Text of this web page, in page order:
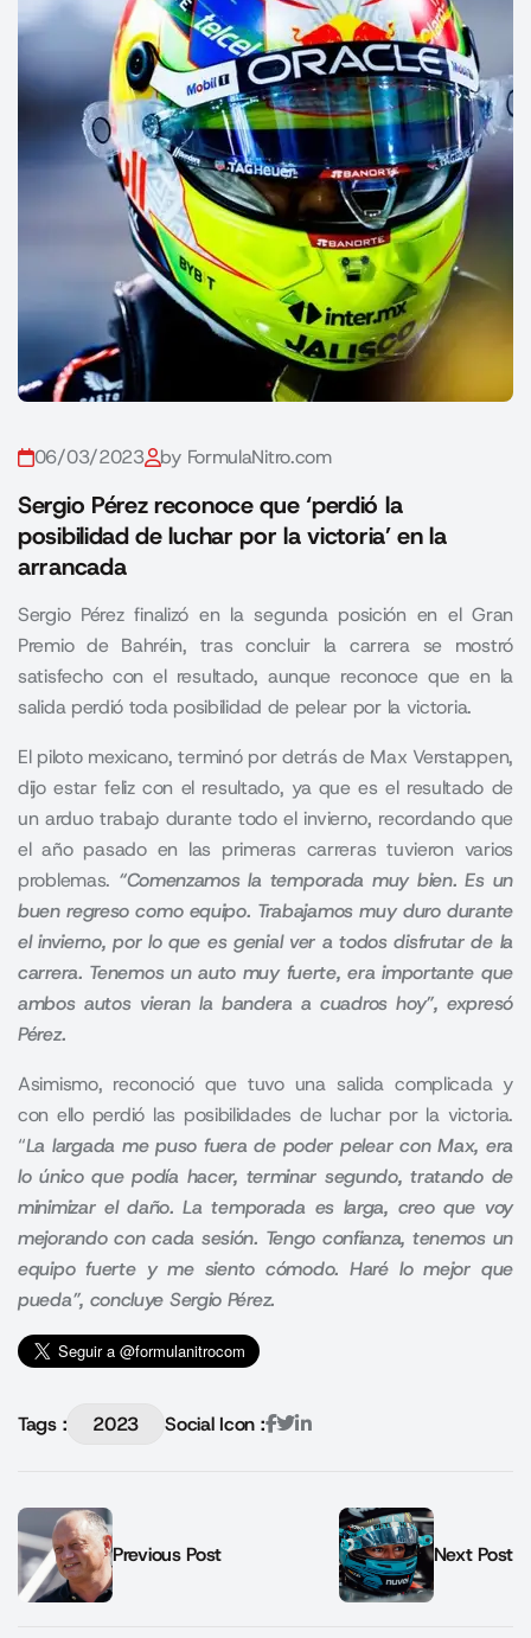
06/03/2023 by FormulaNitro.com
Sergio Pérez reconoce que ‘perdió la
posibilidad de luchar por la victoria’ en la
arrancada
Sergio Pérez finalizó en la segunda posición en el Gran
Premio de Bahréin, tras concluir la carrera se mostró
satisfecho con el resultado, aunque reconoce que en la
salida perdió toda posibilidad de pelear por la victoria.
El piloto mexicano, terminó por detrás de Max Verstappen,
dijo estar feliz con el resultado, ya que es el resultado de
un arduo trabajo durante todo el invierno, recordando que
el año pasado en las primeras carreras tuvieron varios
problemas. “Comenzamos la temporada muy bien. Es un
buen regreso como equipo. Trabajamos muy duro durante
el invierno, por lo que es genial ver a todos disfrutar de la
carrera. Tenemos un auto muy fuerte, era importante que
ambos autos vieran la bandera a cuadros hoy”, expresó
Pérez.
Asimismo, reconoció que tuvo una salida complicada y
con ello perdió las posibilidades de luchar por la victoria.
“La largada me puso fuera de poder pelear con Max, era
lo único que podía hacer, terminar segundo, tratando de
minimizar el daño. La temporada es larga, creo que voy
mejorando con cada sesión. Tengo confianza, tenemos un
equipo fuerte y me siento cómodo. Haré lo mejor que
pueda”, concluye Sergio Pérez.
Tags : 2023 Social Icon :
Previous Post Next Post